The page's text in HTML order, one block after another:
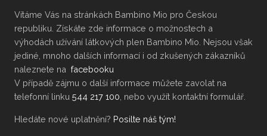
Vítáme Vás na stránkách Bambino Mio pro Českou
republiku. Získáte zde informace o možnostech a
výhodách užívání látkových plen Bambino Mio. Nejsou však
jediné, mnoho dalších informací i od zkušených zákazníků
naleznete na facebooku
V případě zájmu o další informace můžete zavolat na
telefonní linku 544 217 100 , nebo využít kontaktní formulář.
Hledáte nové uplatnění? Posilte náš tým!